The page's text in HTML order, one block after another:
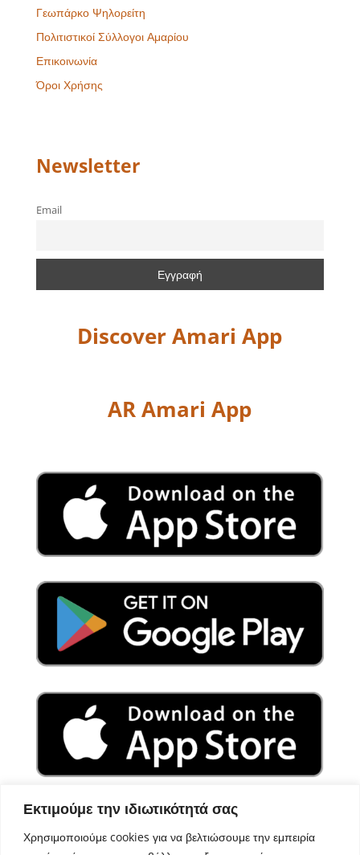
Εκτιμούμε την ιδιωτικότητά σας
Χρησιμοποιούμε cookies για να βελτιώσουμε την εμπειρία
Γεωπάρκο Ψηλορείτη
Πολιτιστικοί Σύλλογοι Αμαρίου
Επικοινωνία
Όροι Χρήσης
Newsletter
Email
Discover Amari App
AR Amari App